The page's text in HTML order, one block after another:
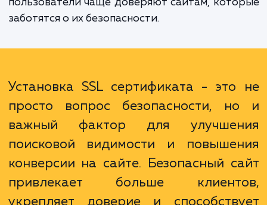
доверие к вашему сайту и бренду в
предпочитают сайты с SSL,
результатах. Наконец, SSL сертификат
помочь улучшить конверсию, так
пользователи чаще доверяют сайтам,
заботятся о их безопасности.